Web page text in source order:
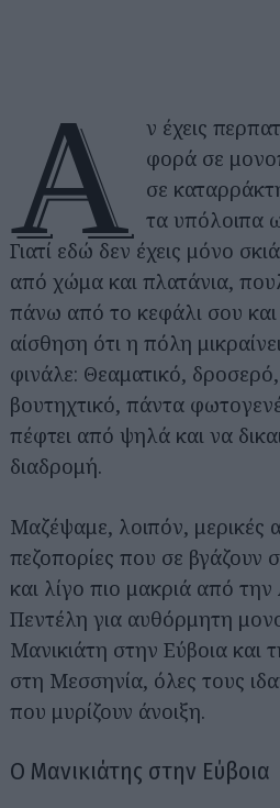
Α
ν έχεις
φορά σε
σε
τα υπόλοιπα
Γιατί εδώ δεν έχεις μόνο
από χώμα και πλατάνια,
πάνω από το κεφάλι σου και
αίσθηση ότι η πόλη
φινάλε: Θεαματικό,
βουτηχτικό, πάντα
πέφτει από ψηλά και να
διαδρομή.
Μαζέψαμε, λοιπόν, μερικές
πεζοπορίες που σε βγάζουν
και λίγο πιο μακριά από
Πεντέλη για αυθόρμητη
Μανικιάτη στην Εύβοια και
στη Μεσσηνία, όλες τους
που μυρίζουν άνοιξη.
Ο Μανικιάτης στην Εύβοια